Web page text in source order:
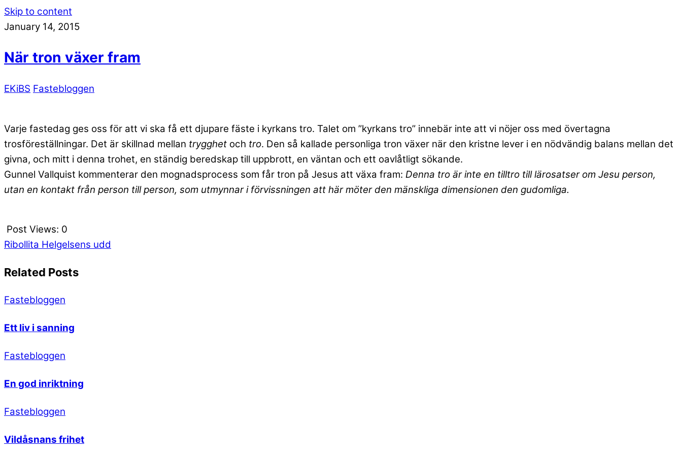
Skip to content
January 14, 2015
När tron växer fram
EKiBS Fastebloggen
Varje fastedag ges oss för att vi ska få ett djupare fäste i kyrkans tro. Talet om ”kyrkans tro” innebär inte att vi nöjer oss med övertagna
trosföreställningar. Det är skillnad mellan trygghet och tro. Den så kallade personliga tron växer när den kristne lever i en nödvändig balans mellan det
givna, och mitt i denna trohet, en ständig beredskap till uppbrott, en väntan och ett oavlåtligt sökande.
Gunnel Vallquist kommenterar den mognadsprocess som får tron på Jesus att växa fram: Denna tro är inte en tilltro till lärosatser om Jesu person,
utan en kontakt från person till person, som utmynnar i förvissningen att här möter den mänskliga dimensionen den gudomliga.
Post Views: 0
Ribollita Helgelsens udd
Related Posts
Fastebloggen
Ett liv i sanning
Fastebloggen
En god inriktning
Fastebloggen
Vildåsnans frihet